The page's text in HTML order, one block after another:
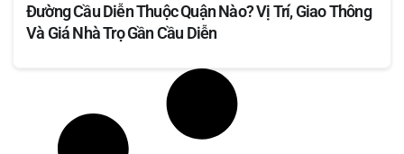
Đường Cầu Diễn Thuộc Quận Nào? Vị Trí, Giao Thông
Và Giá Nhà Trọ Gần Cầu Diễn